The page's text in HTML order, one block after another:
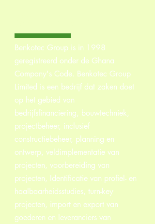
Benkotec Group is in 1998
geregistreerd onder de Ghana
Company's Code. Benkotec Group
Limited is een bedrijf dat zaken doet
op het gebied van
bedrijfsfinanciering, bouwtechniek,
projectbeheer, inclusief
constructiebeheer, planning en
ontwerp, veldimplementatie van
projecten, voorbereiding van
projecten, Identificatie van profiel- en
haalbaarheidsstudies, turn-key
projecten, import en export van
goederen en leveranciers van